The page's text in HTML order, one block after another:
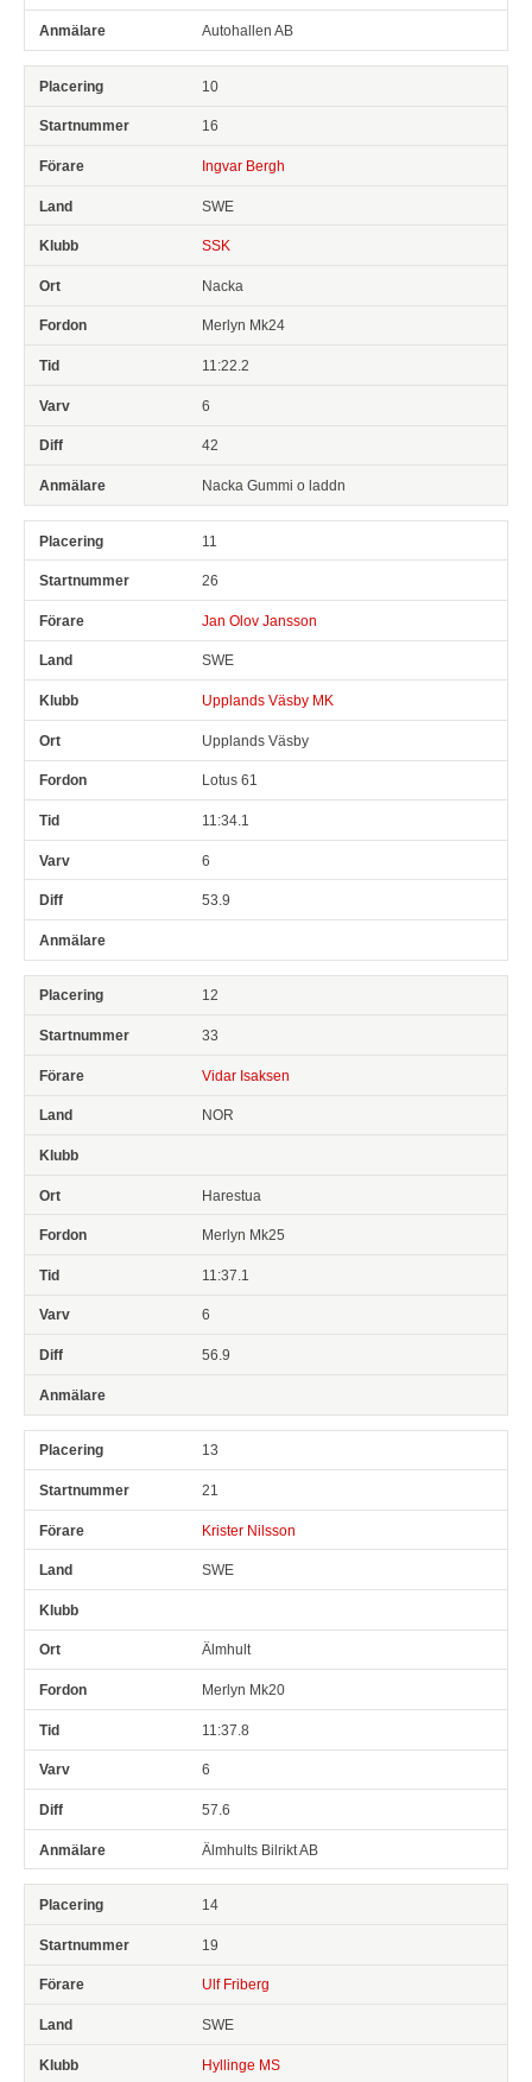
Autohallen AB
10
16
Ingvar Bergh
SWE
SSK
Nacka
Merlyn Mk24
11:22.2
6
42
Nacka Gummi o laddn
11
26
Jan Olov Jansson
SWE
Upplands Väsby MK
Upplands Väsby
Lotus 61
11:34.1
6
53.9
12
33
Vidar Isaksen
NOR
Harestua
Merlyn Mk25
11:37.1
6
56.9
13
21
Krister Nilsson
SWE
Älmhult
Merlyn Mk20
11:37.8
6
57.6
Älmhults Bilrikt AB
14
19
Ulf Friberg
SWE
Hyllinge MS